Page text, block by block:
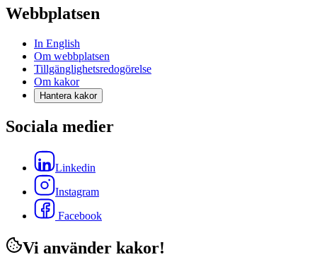
Webbplatsen
In English
Om webbplatsen
Tillgänglighetsredogörelse
Om kakor
Hantera kakor
Sociala medier
Linkedin
Instagram
Facebook
Vi använder kakor!